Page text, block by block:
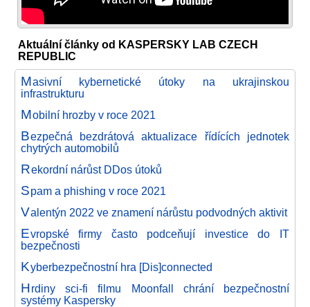
Aktuální články od KASPERSKY LAB CZECH
REPUBLIC
Masivní kybernetické útoky na ukrajinskou
infrastrukturu
Mobilní hrozby v roce 2021
Bezpečná bezdrátová aktualizace řídících jednotek
chytrých automobilů
Rekordní nárůst DDos útoků
Spam a phishing v roce 2021
Valentýn 2022 ve znamení nárůstu podvodných aktivit
Evropské firmy často podceňují investice do IT
bezpečnosti
Kyberbezpečnostní hra [Dis]connected
Hrdiny sci-fi filmu Moonfall chrání bezpečnostní
systémy Kaspersky